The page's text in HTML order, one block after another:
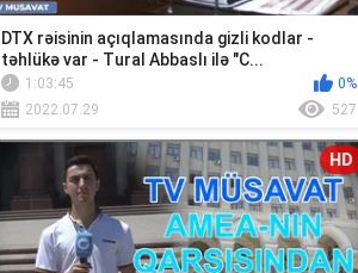
DTX rəisinin açıqlamasında gizli kodlar -
təhlükə var - Tural Abbaslı ilə "C...
1:03:45
0%
2022.07.29
527
HD